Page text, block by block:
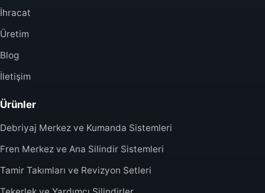
İhracat
Üretim
Blog
İletişim
Ürünler
Debriyaj Merkez ve Kumanda Sistemleri
Fren Merkez ve Ana Silindir Sistemleri
Tamir Takımları ve Revizyon Setleri